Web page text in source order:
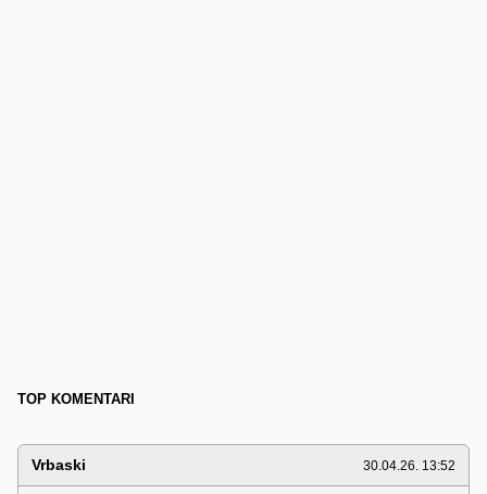
TOP KOMENTARI
Vrbaski 30.04.26. 13:52